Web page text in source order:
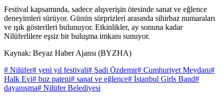
Festival kapsamında, sadece alışverişin ötesinde sanat ve eğlence
deneyimleri sürüyor. Günün sürprizleri arasında sihirbaz numaraları
ve ışık gösterileri bulunuyor. Etkinlikler, ay sonuna kadar
Nilüferlilere eşsiz bir buluşma imkanı sunuyor.
Kaynak: Beyaz Haber Ajansı (BYZHA)
# Nilüfer# yeni yıl festivali# Şadi Özdemir# Cumhuriyet Meydanı#
Halk Evi# buz pateni# sanat ve eğlence# İstanbul Girls Band#
dayanışma# Nilüfer Belediyesi